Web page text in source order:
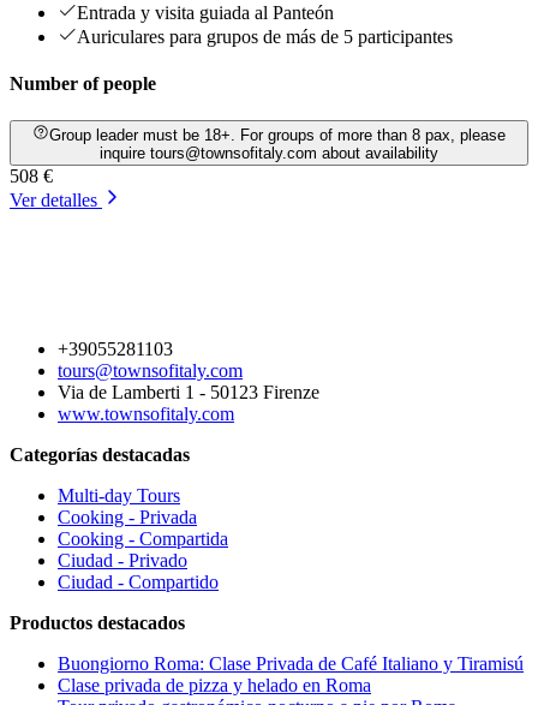
Entrada y visita guiada al Panteón
Auriculares para grupos de más de 5 participantes
Number of people
Group leader must be 18+. For groups of more than 8 pax, please
inquire tours@townsofitaly.com about availability
508 €
Ver detalles
+39055281103
tours@townsofitaly.com
Via de Lamberti 1 - 50123 Firenze
www.townsofitaly.com
Categorías destacadas
Multi-day Tours
Cooking - Privada
Cooking - Compartida
Ciudad - Privado
Ciudad - Compartido
Productos destacados
Buongiorno Roma: Clase Privada de Café Italiano y Tiramisú
Clase privada de pizza y helado en Roma